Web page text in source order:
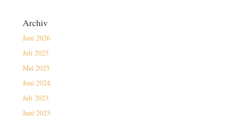
Archiv
Juni 2026
Juli 2025
Mai 2025
Juni 2024
Juli 2023
Juni 2023